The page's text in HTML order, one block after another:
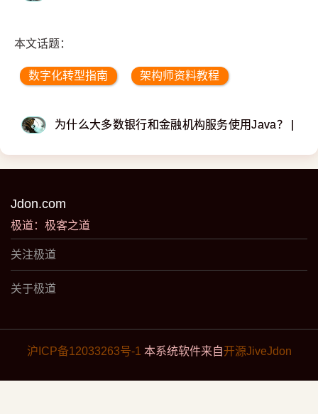
本文话题：
数字化转型指南 架构师资料教程
为什么大多数银行和金融机构服务使用Java？ |
Jdon.com
极道：极客之道
关注极道
关于极道
沪ICP备12033263号-1 本系统软件来自开源JiveJdon